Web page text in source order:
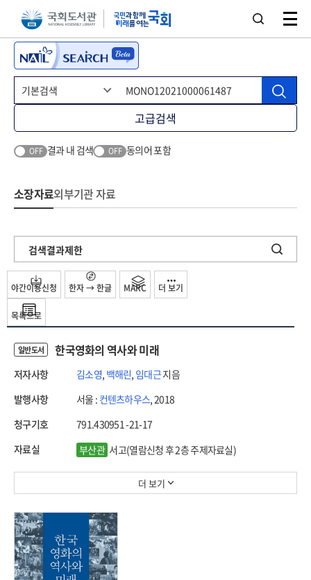
본문 바로가기주메뉴 바로가기
고급검색
OFF 결과 내 검색 OFF 동의어 포함
소장자료외부기관 자료
검색결과제한
목록으로
야간이용신청 한자 → 한글 MARC 더 보기
일반도서 한국영화의 역사와 미래
저자사항 김소영, 백해린, 임대근지음
발행사항
서울 : 컨텐츠하우스, 2018
청구기호
791.430951 -21-17
자료실
부산관 서고(열람신청 후 2층 주제자료실)
더 보기